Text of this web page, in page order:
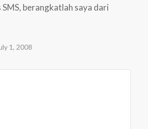
berangkatlah saya dari
1, 2008